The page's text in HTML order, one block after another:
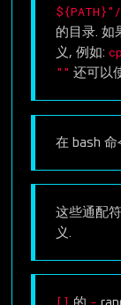
的目录. 如
义, 例如:
"" 还可以
在 bash 命
这些通配
义.